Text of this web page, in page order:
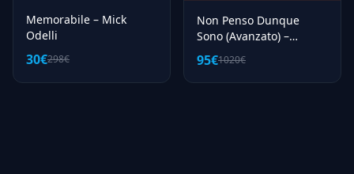
Memorabile – Mick
Odelli
30€298€
Non Penso Dunque
Sono (Avanzato) –
95€1020€